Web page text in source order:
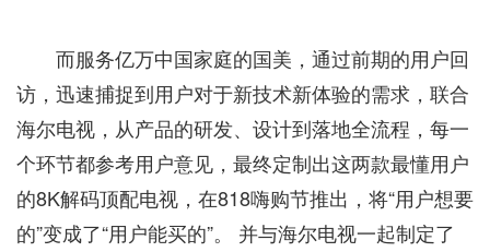
而服务亿万中国家庭的国美，通过前期的用户回
访，迅速捕捉到用户对于新技术新体验的需求，联合
海尔电视，从产品的研发、设计到落地全流程，每一
个环节都参考用户意见，最终定制出这两款最懂用户
的8K解码顶配电视，在818嗨购节推出，将“用户想要
的”变成了“用户能买的”。 并与海尔电视一起制定了